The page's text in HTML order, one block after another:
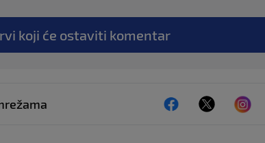
koji će ostaviti komentar